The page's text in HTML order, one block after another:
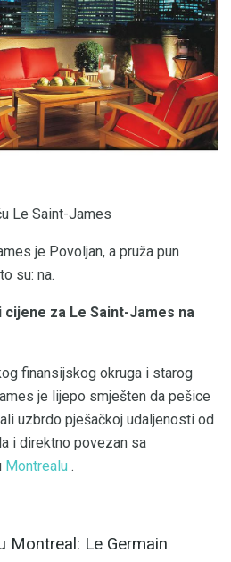
Le Saint-James
je Povoljan, a pruža pun
su: na.
za Le Saint-James na
finansijskog okruga i starog
je lijepo smješten da pešice
uzbrdo pješačkoj udaljenosti od
i direktno povezan sa
Montrealu .
Montreal: Le Germain